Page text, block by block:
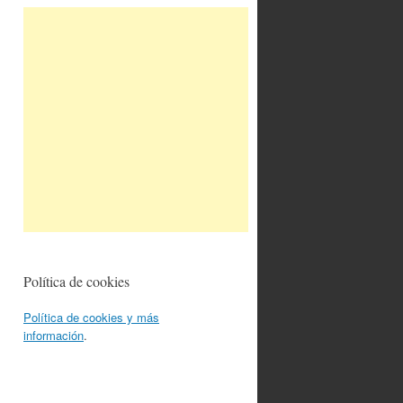
Política de cookies
Política de cookies y más
información.